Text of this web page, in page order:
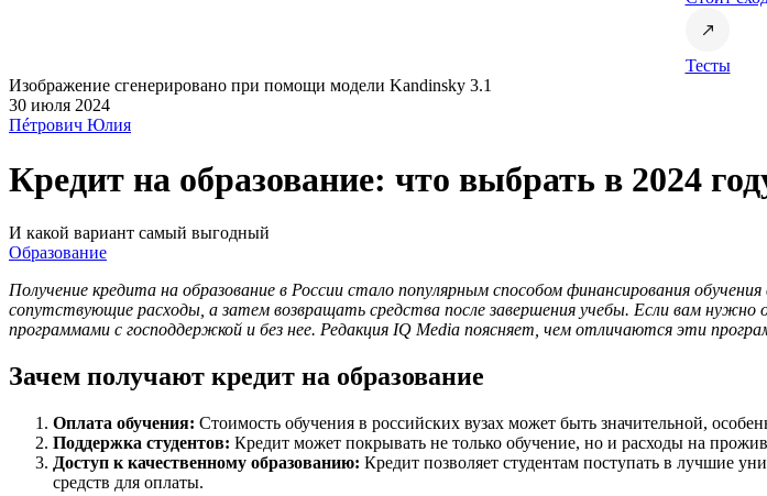
Тесты
Изображение сгенерировано при помощи модели Kandinsky 3.1
30 июля 2024
Пéтрович Юлия
Кредит на образование: что выбрать в 2024
И какой вариант самый выгодный
Образование
Получение кредита на образование в России стало популярным способом финансирования
сопутствующие расходы, а затем возвращать средства после завершения учебы. Если вам
программами с господдержкой и без нее. Редакция IQ Media поясняет, чем отличаются эти
Зачем получают кредит на образование
Оплата обучения: Стоимость обучения в российских вузах может быть значительной,
Поддержка студентов: Кредит может покрывать не только обучение, но и расходы на
Доступ к качественному образованию: Кредит позволяет студентам поступать в лучшие
средств для оплаты.